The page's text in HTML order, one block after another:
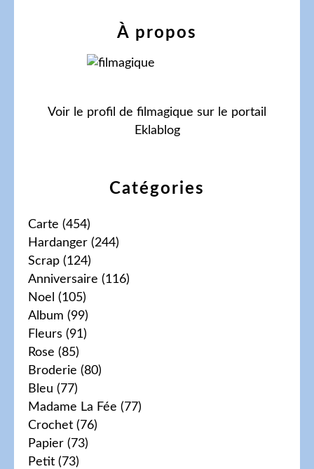
Catégories
Carte (454)
Hardanger (244)
Scrap (124)
Anniversaire (116)
Noel (105)
Album (99)
Fleurs (91)
Rose (85)
Broderie (80)
Bleu (77)
Madame La Fée (77)
Crochet (76)
Papier (73)
Petit (73)
À propos
Voir le profil de filmagique sur le portail
Eklablog